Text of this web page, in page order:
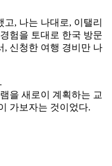
, 나는 나대로, 이탤리
험을 토대로 한국 방문
, 신청한 여행 경비만 나
을 새로이 계획하는 교
가보자는 것이었다.